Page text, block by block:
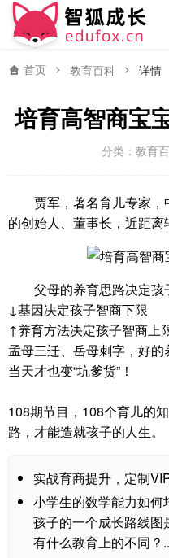
首页 教育百科 详情
培育高智商宝
分类： 教育
贾军，著名育儿专家
的创始人、董事长，近距离
父母的养育思路决定孩
↓基因决定孩子智商下限
↑养育方法决定孩子智商上
孟母三迁、岳母刺字，好
当天才也变“坑爹货”！
108期节目，108个育儿的
路，才能造就孩子的人生。
实战育商提升，定制
小学生的数学能力如何
孩子的一个成长路线
有什么教育上的不同？